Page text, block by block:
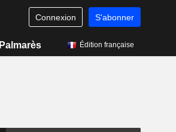
Connexion S'abonner
Palmarès Édition française